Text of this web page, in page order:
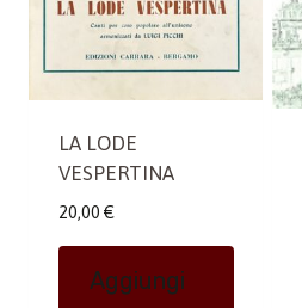
LA LODE
VESPERTINA
20,00 €
Aggiungi